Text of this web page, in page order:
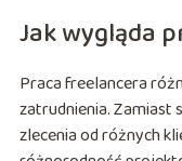
Jak wygląda
Praca freelancera
zatrudnienia. Zamiast
zlecenia od różnych